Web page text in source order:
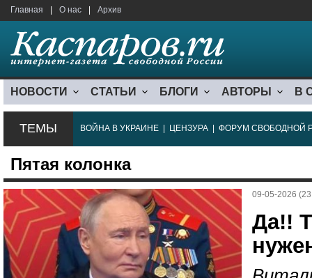
Главная О нас Архив
НОВОСТИ СТАТЬИ БЛОГИ АВТОРЫ В
ТЕМЫ ВОЙНА В УКРАИНЕ ЦЕНЗУРА ФОРУМ СВОБОДНОЙ
Пятая колонка
09-05-2026
Да!!